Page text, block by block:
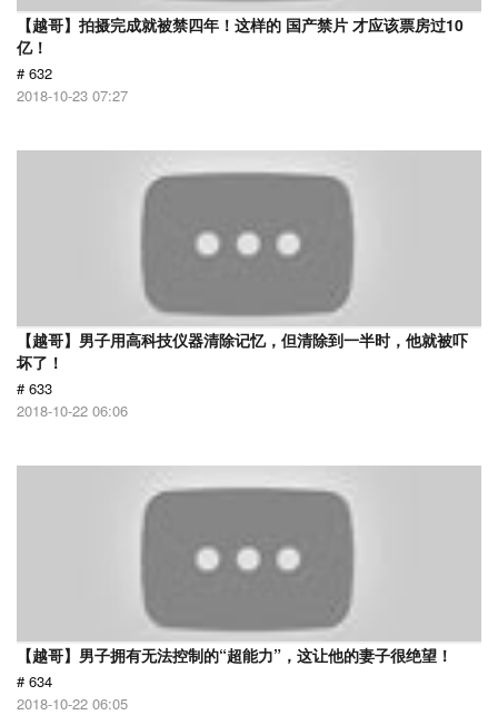
【越哥】拍摄完成就被禁四年！这样的 国产禁片 才应该票房过10
亿！
# 632
2018-10-23 07:27
【越哥】男子用高科技仪器清除记忆，但清除到一半时，他就被吓
坏了！
# 633
2018-10-22 06:06
【越哥】男子拥有无法控制的“超能力”，这让他的妻子很绝望！
# 634
2018-10-22 06:05